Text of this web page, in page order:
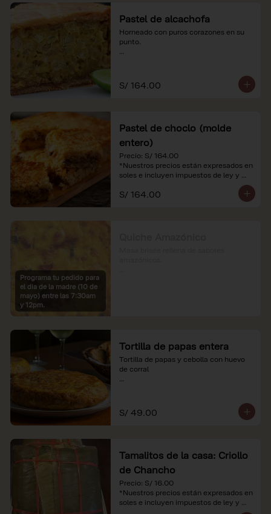
Pastel de alcachofa
Horneado con puros corazones en su
punto.
S/ 164.00
Pastel de choclo (molde
entero)
Precio: S/ 164.00
*Nuestros precios están expresados en
soles e incluyen impuestos de ley y
S/ 164.00
Programa tu pedido para
el dia de la madre (10 de
mayo) entre las 7:30am
y 12pm.
Tortilla de papas entera
Tortilla de papas y cebolla con huevo
de corral
S/ 49.00
Tamalitos de la casa: Criollo
de Chancho
Precio: S/ 16.00
*Nuestros precios están expresados en
soles e incluyen impuestos de ley y